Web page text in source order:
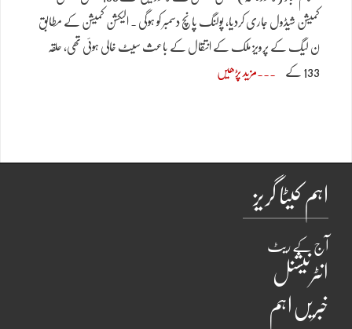
کمیشن شیڈول جاری کردیا، پولنگ پانچ دسمبر کو ہوگی ۔ الیکشن کمیشن کے مطابق
ن لیگ کے پرویز ملک کے انتقال کے باعث سیٹ خالی ہوئی تھی، حلقہ
133 کے مزید پڑھیں
اہم کیٹا گریز
آج کے ریٹ
انٹرنیشنل
خبریں اہم